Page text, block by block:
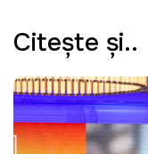
Citeşte şi..